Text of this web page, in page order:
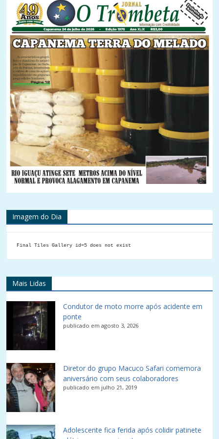
Imagem do Dia
Final Tiles Gallery id=5 does not exist
Mais Lidas
Condutor de moto morre após acidente em
ponte
publicado em agosto 3, 2026
Diretor do grupo Macuco Safari comemora
aniversário com seus colaboradores
publicado em julho 21, 2019
Adolescente fica ferida após colidir patinete